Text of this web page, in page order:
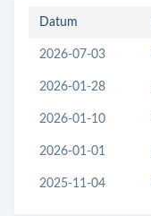
Datum
2026-07-03
2026-01-28
2026-01-10
2026-01-01
2025-11-04